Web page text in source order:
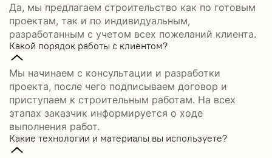
Да, мы предлагаем строительство как по готовым
проектам, так и по индивидуальным,
разработанным с учетом всех пожеланий клиента.
Какой порядок работы с клиентом?
Мы начинаем с консультации и разработки
проекта, после чего подписываем договор и
приступаем к строительным работам. На всех
этапах заказчик информируется о ходе
выполнения работ.
Какие технологии и материалы вы используете?